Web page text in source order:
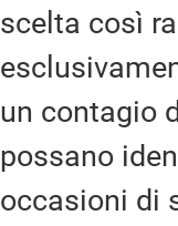
scelta così
un contagio
possano
occasioni di